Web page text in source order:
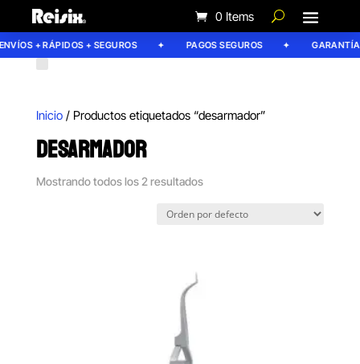
0 Items
+ RÁPIDOS + SEGUROS PAGOS SEGUROS GARANTÍA
Inicio/ Productos etiquetados “desarmador”
DESARMADOR
Mostrando todos los 2 resultados